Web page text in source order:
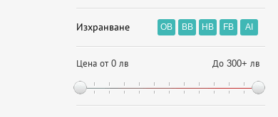
Изхранване OB BB HB FB AI
Цена от 0 лв До 300+ лв